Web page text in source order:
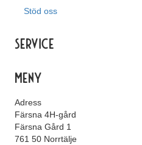
Stöd oss
Service
Meny
Adress
Färsna 4H-gård
Färsna Gård 1
761 50 Norrtälje